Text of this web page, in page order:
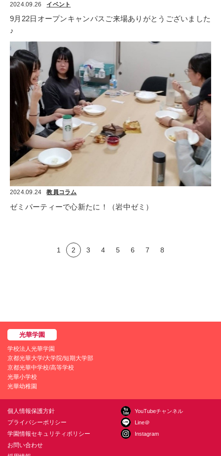
2024.09.26 イベント
9月22日オープンキャンパスご来場ありがとうございました
♪
2024.09.24 教員コラム
ゼミパーティーで心新たに！（岩中ゼミ）
1 2 3 4 5 6 7 8
学校法人光華学園
京都光華大学/大学院/短期大学部
京都光華中学校/高等学校
光華小学校
光華幼稚園
個人情報保護方針
プライバシーポリシー
学園情報セキュリティポリシー
お問い合わせ
YouTubeチャンネル
Line＠
Instagram